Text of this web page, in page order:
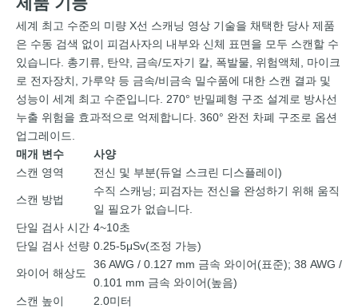
세계 최고 수준의 미량 X선 스캐닝 영상 기술을 채택한 당사 제품
은 수동 검색 없이 피검사자의 내부와 신체 표면을 모두 스캔할 수
있습니다. 총기류, 탄약, 금속/도자기 칼, 폭발물, 위험액체, 마이크
로 전자장치, 가루약 등 금속/비금속 밀수품에 대한 스캔 결과 및
성능이 세계 최고 수준입니다. 270° 반밀폐형 구조 설계로 방사선
누출 위험을 효과적으로 억제합니다. 360° 완전 차폐 구조로 옵션
업그레이드.
매개 변수
사양
스캔 영역
전신 및 부분(듀얼 스크린 디스플레이)
스캔 방법
수직 스캐닝; 피검자는 전신을 완성하기 위해 움직
일 필요가 없습니다.
단일 검사 시간 4~10초
단일 검사 선량 0.25-5μSv(조정 가능)
와이어 해상도
36 AWG / 0.127 mm 금속 와이어(표준); 38 AWG /
0.101 mm 금속 와이어(높음)
스캔 높이
2.0미터